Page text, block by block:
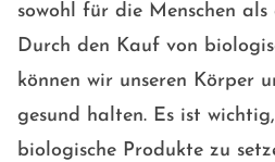
sowohl für die Menschen
Durch den Kauf von
können wir unseren Körper
gesund halten. Es ist
biologische Produkte zu